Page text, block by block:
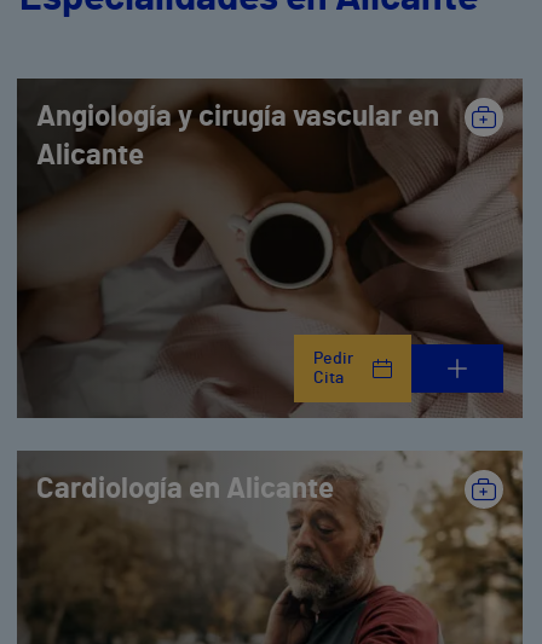
Angiología y cirugía vascular en
Alicante
Pedir
Cita
Cardiología en Alicante